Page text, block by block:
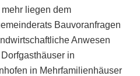
liegen dem
Bauvoranfragen
Anwesen
in
in Mehrfamilienhäuser